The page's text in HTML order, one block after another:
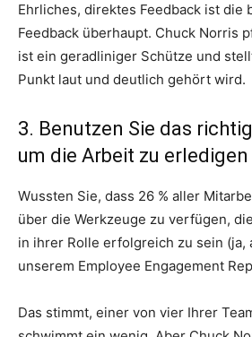
Ehrliches, direktes Feedback ist die
Feedback überhaupt. Chuck Norris
ist ein geradliniger Schütze und
Punkt laut und deutlich gehört wird.
3. Benutzen Sie das
um die Arbeit zu erledigen
Wussten Sie, dass 26 % aller
über die Werkzeuge zu verfügen,
in ihrer Rolle erfolgreich zu sein (ja,
unserem Employee Engagement
Das stimmt, einer von vier Ihrer